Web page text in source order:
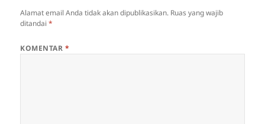
Alamat email Anda tidak akan dipublikasikan. Ruas yang wajib
ditandai*
KOMENTAR *